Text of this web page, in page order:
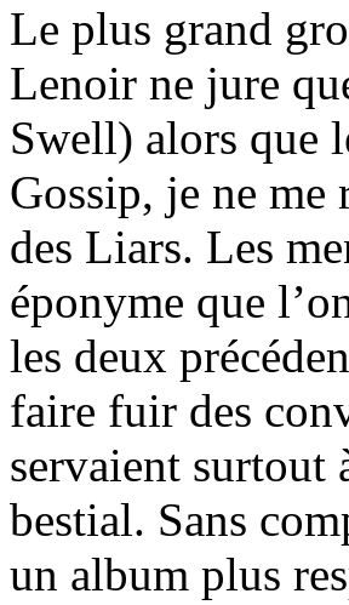
Le plus grand
Lenoir ne jure
Swell) alors que
Gossip, je ne me
des Liars. Les
éponyme que
les deux
faire fuir des
servaient surtout
bestial. Sans
un album plus